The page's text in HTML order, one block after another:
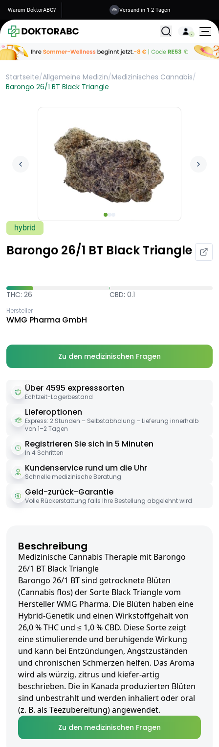
Warum DoktorABC? Versand in 1-2 Tagen
Alle
Startseite/Allgemeine Medizin/Medizinisches Cannabis/
Barongo 26/1 BT Black Triangle
hybrid
Barongo 26/1 BT Black Triangle
THC: 26 CBD: 0.1
Hersteller
WMG Pharma GmbH
Zu den medizinischen Fragen
Über 4595 expresssorten
Echtzeit-Lagerbestand
Lieferoptionen
Express: 2 Stunden – Selbstabholung – Lieferung innerhalb
von 1–2 Tagen
Registrieren Sie sich in 5 Minuten
In 4 Schritten
Kundenservice rund um die Uhr
Schnelle medizinische Beratung
Geld-zurück-Garantie
Volle Rückerstattung falls Ihre Bestellung abgelehnt wird
Beschreibung
Medizinische Cannabis Therapie mit Barongo
26/1 BT Black Triangle
Barongo 26/1 BT sind getrocknete Blüten
(Cannabis flos) der Sorte Black Triangle vom
Hersteller WMG Pharma. Die Blüten haben eine
Hybrid-Genetik und einen Wirkstoffgehalt von
26,0 % THC und ≤ 1,0 % CBD. Diese Sorte zeigt
eine stimulierende und beruhigende Wirkung
und kann bei Entzündungen, Angstzuständen
und chronischen Schmerzen helfen. Das Aroma
wird als würzig, zitrus und kiefer-artig
beschrieben. Die in Kanada produzierten Blüten
sind unbestrahlt und werden inhaliert oder oral
(z. B. als Teezubereitung) angewendet.
Zu den medizinischen Fragen